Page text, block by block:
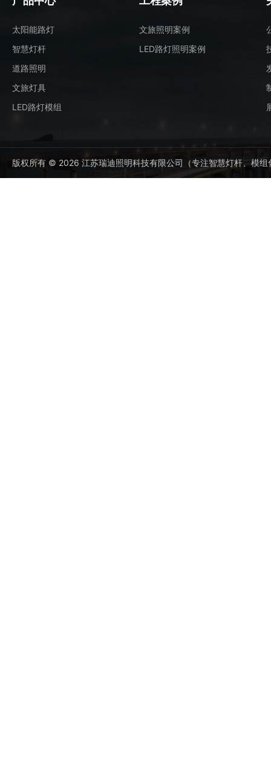
太阳能路灯
智慧灯杆
道路照明
文旅灯具
LED路灯模组
文旅照明案例
LED路灯照明案例
版权所有 © 2026 江苏瑞迪照明科技有限公司（专注智慧灯杆、模组